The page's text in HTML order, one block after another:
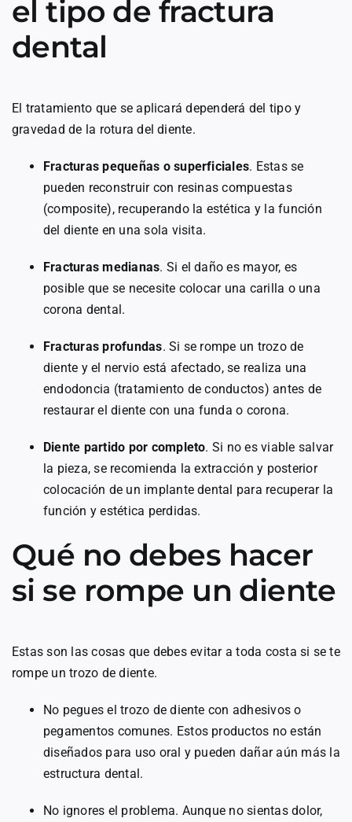
el tipo de fractura
dental
El tratamiento que se aplicará dependerá del tipo y
gravedad de la rotura del diente.
Fracturas pequeñas o superficiales. Estas se
pueden reconstruir con resinas compuestas
(composite), recuperando la estética y la función
del diente en una sola visita.
Fracturas medianas. Si el daño es mayor, es
posible que se necesite colocar una carilla o una
corona dental.
Fracturas profundas. Si se rompe un trozo de
diente y el nervio está afectado, se realiza una
endodoncia (tratamiento de conductos) antes de
restaurar el diente con una funda o corona.
Diente partido por completo. Si no es viable salvar
la pieza, se recomienda la extracción y posterior
colocación de un implante dental para recuperar la
función y estética perdidas.
Qué no debes hacer
si se rompe un diente
Estas son las cosas que debes evitar a toda costa si se te
rompe un trozo de diente.
No pegues el trozo de diente con adhesivos o
pegamentos comunes. Estos productos no están
diseñados para uso oral y pueden dañar aún más la
estructura dental.
No ignores el problema. Aunque no sientas dolor,